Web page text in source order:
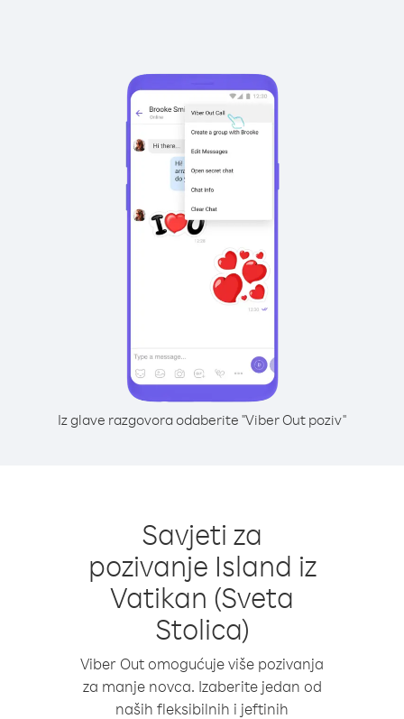
Iz glave razgovora odaberite "Viber Out poziv"
Savjeti za
pozivanje Island iz
Vatikan (Sveta
Stolica)
Viber Out omogućuje više pozivanja
za manje novca. Izaberite jedan od
naših fleksibilnih i jeftinih